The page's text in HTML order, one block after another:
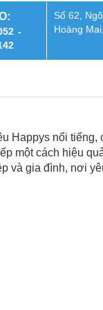
-
Số 62,
Hoàng
Happys nổi tiếng,
một cách hiệu
và gia đình, nơi